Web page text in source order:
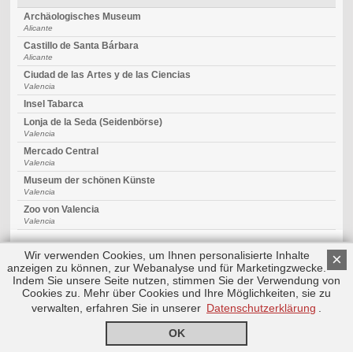
Archäologisches Museum
Alicante
Castillo de Santa Bárbara
Alicante
Ciudad de las Artes y de las Ciencias
Valencia
Insel Tabarca
Lonja de la Seda (Seidenbörse)
Valencia
Mercado Central
Valencia
Museum der schönen Künste
Valencia
Zoo von Valencia
Valencia
Copyright © 2026 by Triplemind GmbH
Impressum|Datenschutz
Nach oben
×
Wir verwenden Cookies, um Ihnen personalisierte Inhalte
anzeigen zu können, zur Webanalyse und für Marketingzwecke.
Indem Sie unsere Seite nutzen, stimmen Sie der Verwendung von
Cookies zu. Mehr über Cookies und Ihre Möglichkeiten, sie zu
verwalten, erfahren Sie in unserer Datenschutzerklärung
OK